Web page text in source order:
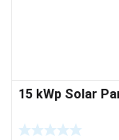
15 kWp Solar